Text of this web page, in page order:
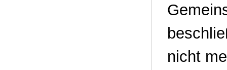
nicht